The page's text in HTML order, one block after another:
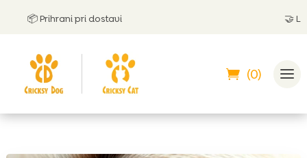
📦 Prihrani pri dostavi
(0)